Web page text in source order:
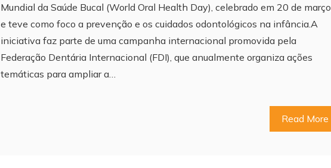
Mundial da Saúde Bucal (World Oral Health Day), celebrado em 20 de março,
e teve como foco a prevenção e os cuidados odontológicos na infância.A
iniciativa faz parte de uma campanha internacional promovida pela
Federação Dentária Internacional (FDI), que anualmente organiza ações
temáticas para ampliar a…
Read More